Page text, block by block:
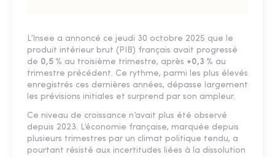
L’Insee a annoncé ce jeudi 30 octobre 2025 que le
produit intérieur brut (PIB) français avait progressé
de 0,5 % au troisième trimestre, après +0,3 % au
trimestre précédent. Ce rythme, parmi les plus élevés
enregistrés ces dernières années, dépasse largement
les prévisions initiales et surprend par son ampleur.
Ce niveau de croissance n’avait plus été observé
depuis 2023. L’économie française, marquée depuis
plusieurs trimestres par un climat politique tendu, a
pourtant résisté aux incertitudes liées à la dissolution